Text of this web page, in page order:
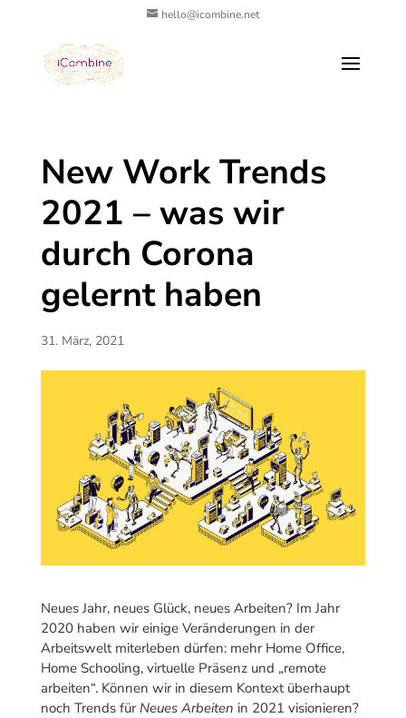
hello@icombine.net
New Work Trends
2021 – was wir
durch Corona
gelernt haben
31. März, 2021
Neues Jahr, neues Glück, neues Arbeiten? Im Jahr
2020 haben wir einige Veränderungen in der
Arbeitswelt miterleben dürfen: mehr Home Office,
Home Schooling, virtuelle Präsenz und „remote
arbeiten“. Können wir in diesem Kontext überhaupt
noch Trends fürNeues Arbeiten in 2021 visionieren?